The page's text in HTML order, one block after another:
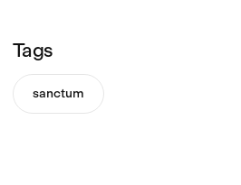
Tags
sanctum